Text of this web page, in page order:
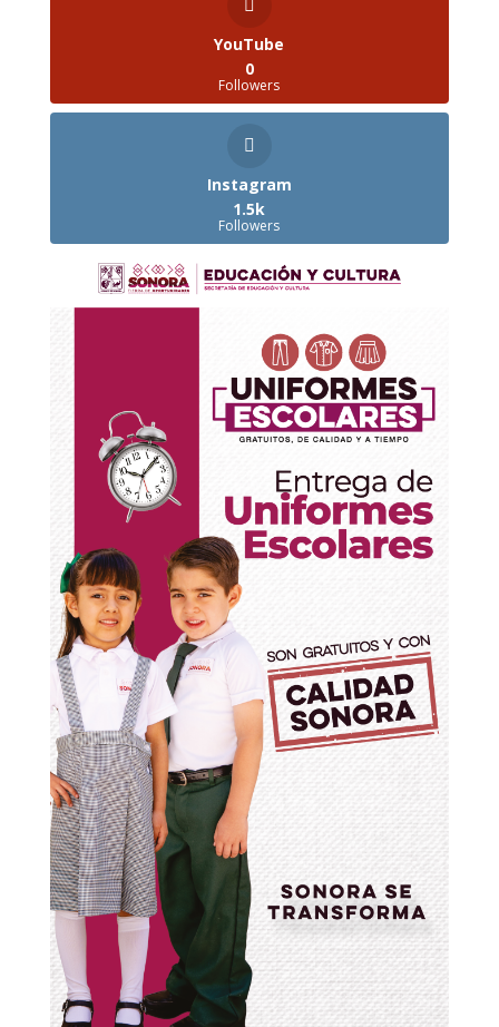
YouTube
0
Followers
Instagram
1.5k
Followers